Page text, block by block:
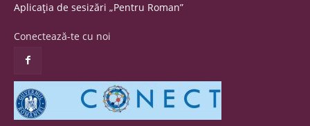
Aplicația de sesizări „Pentru Roman”
Conectează-te cu noi